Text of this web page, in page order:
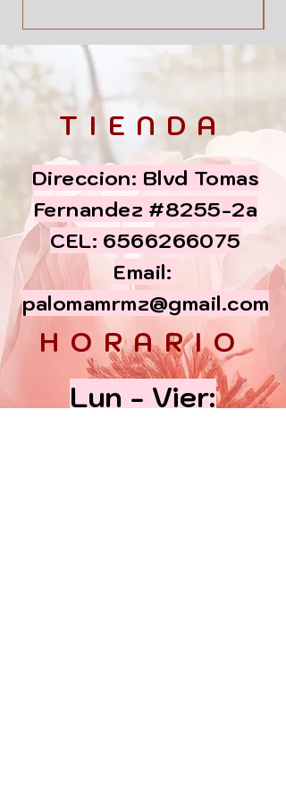
TIENDA
Direccion: Blvd Tomas
Fernandez #8255-2a
CEL: 6566266075
Email:
palomamrmz@gmail.com
HORARIO
Lun - Vier: